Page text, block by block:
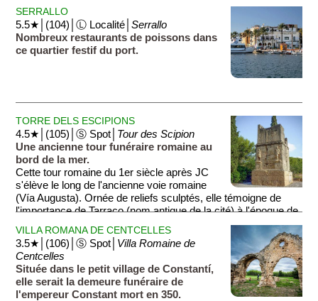
Tarraco impériale.
SERRALLO
5.5★│(104)│Ⓛ Localité│Serrallo
Nombreux restaurants de poissons dans
ce quartier festif du port.
TORRE DELS ESCIPIONS
4.5★│(105)│Ⓢ Spot│ Tour des Scipion
Une ancienne tour funéraire romaine au
bord de la mer.
Cette tour romaine du 1er siècle après JC
s'élève le long de l'ancienne voie romaine
(Vía Augusta). Ornée de reliefs sculptés, elle témoigne de
l'importance de Tarraco (nom antique de la cité) à l'époque de
VILLA ROMANA DE CENTCELLES
3.5★│(106)│Ⓢ Spot│ Villa Romaine de
Centcelles
Située dans le petit village de Constantí,
elle serait la demeure funéraire de
l'empereur Constant mort en 350.